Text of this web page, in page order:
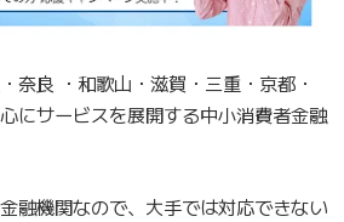
奈良 ・和歌山・滋賀・三重・京都・
にサービスを展開する中小消費者金融
融機関なので、大手では対応できない